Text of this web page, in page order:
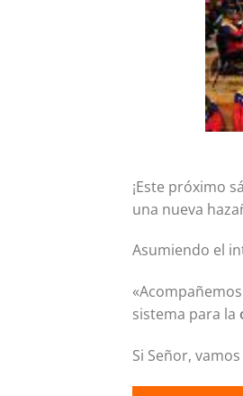
¡Este próximo
una nueva
Asumiendo el
sistema para la
Si Señor,